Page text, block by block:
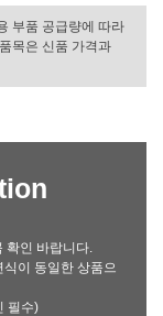
부품 공급량에 따라
목은 신품 가격과
확인 바랍니다.
이 동일한 상품으
필수)